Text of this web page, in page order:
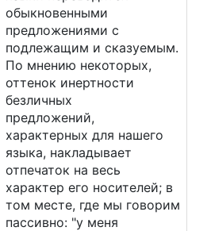
обыкновенными
предложениями с
подлежащим и сказуемым.
По мнению некоторых,
оттенок инертности
безличных
предложений,
характерных для нашего
языка, накладывает
отпечаток на весь
характер его носителей; в
том месте, где мы говорим
пассивно: "у меня